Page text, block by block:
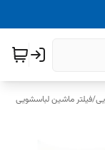
/فیلتر ماشین لباسشویی